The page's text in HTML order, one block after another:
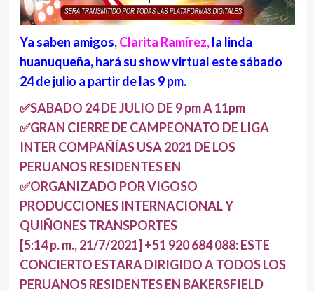
Ya saben amigos,Clarita Ramírez,la linda
huanuqueña, hará su show virtual este sábado
24 de julio a partir de las 9 pm.
✅SABADO 24 DE JULIO DE 9 pm A 11pm
✅GRAN CIERRE DE CAMPEONATO DE LIGA
INTER COMPAÑÍAS USA 2021 DE LOS
PERUANOS RESIDENTES EN
✅ORGANIZADO POR VIGOSO
PRODUCCIONES INTERNACIONAL Y
QUIÑONES TRANSPORTES
[5:14 p. m., 21/7/2021] +51 920 684 088: ESTE
CONCIERTO ESTARA DIRIGIDO A TODOS LOS
PERUANOS RESIDENTES EN BAKERSFIELD